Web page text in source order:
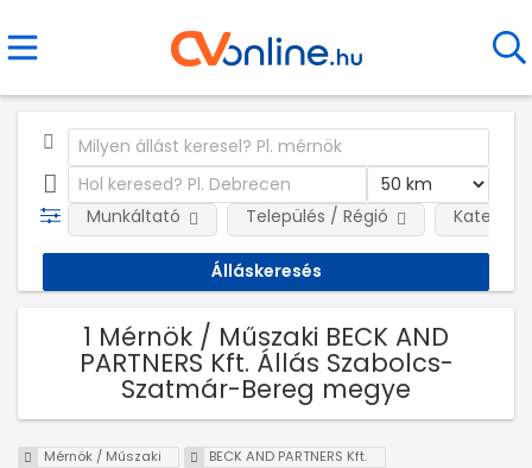
Munkáltató Település / Régió
1 Mérnök / Műszaki BECK AND
PARTNERS Kft. Állás Szabolcs-
Szatmár-Bereg megye
Mérnök / Műszaki
BECK AND PARTNERS Kft.